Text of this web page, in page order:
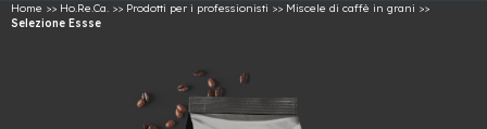
Home >> Ho.Re.Ca. >> Prodotti per i professionisti >> Miscele di caffè in grani >>
Selezione Essse